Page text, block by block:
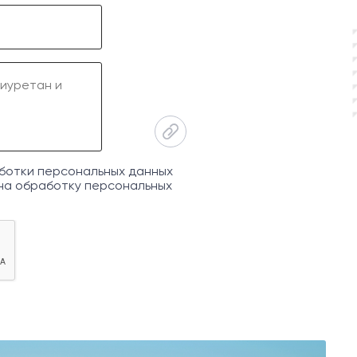
персональных данных
обработку персональных